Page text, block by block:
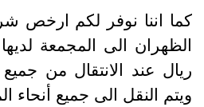
اننا نوفر لكم ارخص
عند الانتقال من جميع
النقل الى جميع أنحاء